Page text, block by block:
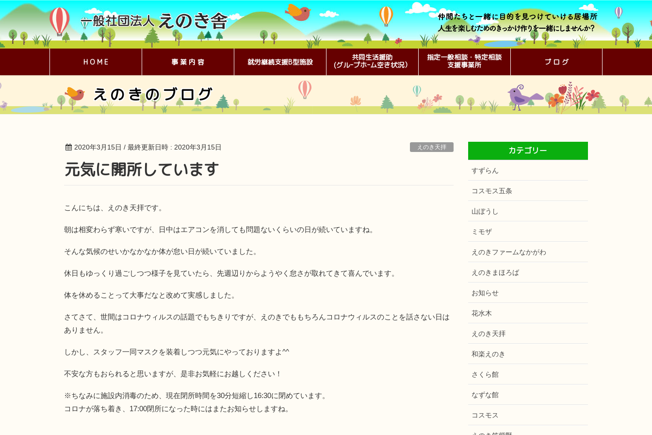
H O M E 事 業 内 容 就労継続支援B型施設
共同生活援助
(グルｰプホｰム空き状況）
指定一般相談・特定相談
支援事業所
ブ ロ グ
えのきのブログ
2020年3月15日 / 最終更新日時 : 2020年3月15日 えのき天拝
元気に開所しています
こんにちは、えのき天拝です。
朝は相変わらず寒いですが、日中はエアコンを消しても問題ないくらいの日が続いていますね。
そんな気候のせいかなかなか体が怠い日が続いていました。
休日もゆっくり過ごしつつ様子を見ていたら、先週辺りからようやく怠さが取れてきて喜んでいます。
体を休めることって大事だなと改めて実感しました。
さてさて、世間はコロナウィルスの話題でもちきりですが、えのきでももちろんコロナウィルスのことを話さない日は
ありません。
しかし、スタッフ一同マスクを装着しつつ元気にやっておりますよ^^
不安な方もおられると思いますが、是非お気軽にお越しください！
※ちなみに施設内消毒のため、現在閉所時間を30分短縮し16:30に閉めています。
コロナが落ち着き、17:00閉所になった時にはまたお知らせしますね。
カテゴリー
すずらん
コスモス五条
山ぼうし
ミモザ
えのきファームなかがわ
えのきまほろば
お知らせ
花水木
えのき天拝
和楽えのき
さくら館
なずな館
コスモス